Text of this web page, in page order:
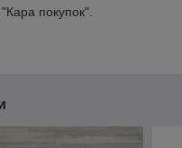
покупок".